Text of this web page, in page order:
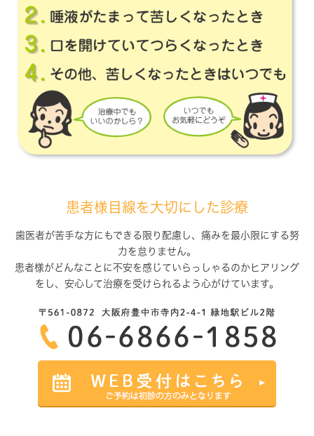
患者様目線を大切にした診療
歯医者が苦手な方にもできる限り配慮し、痛みを最小限にする努
力を怠りません。
患者様がどんなことに不安を感じていらっしゃるのかヒアリング
をし、 安心して治療を受けられるよう心がけています。